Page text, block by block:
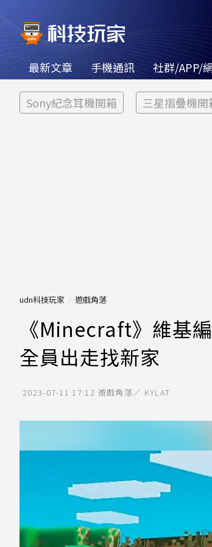
最新文章 手機通訊 社群/APP/
Sony紀念耳機開箱 三星摺疊機開
udn科技玩家 遊戲角落
《Minecraft》維基
全員出走找新家
2023-07-11 17:12 遊戲角落／ KYLAT